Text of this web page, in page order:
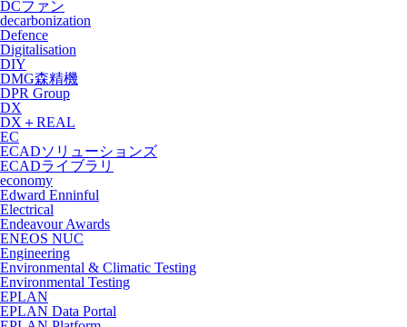
DCファン
decarbonization
Defence
Digitalisation
DIY
DMG森精機
DPR Group
DX
DX＋REAL
EC
ECADソリューションズ
ECADライブラリ
economy
Edward Enninful
Electrical
Endeavour Awards
ENEOS NUC
Engineering
Environmental & Climatic Testing
Environmental Testing
EPLAN
EPLAN Data Portal